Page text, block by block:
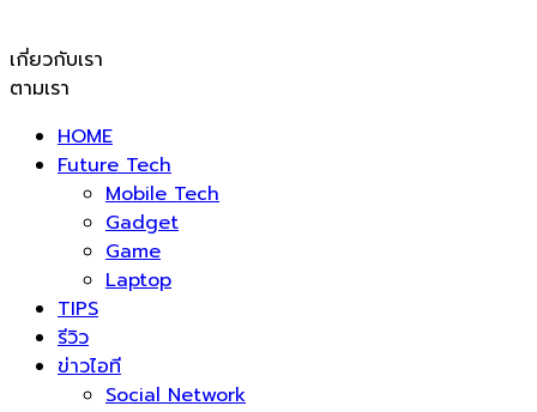
เกี่ยวกับเรา
ตามเรา
HOME
Future Tech
Mobile Tech
Gadget
Game
Laptop
TIPS
รีวิว
ข่าวไอที
Social Network